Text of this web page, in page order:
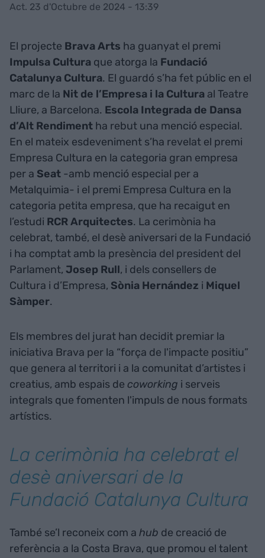
Act. 23 d'Octubre de 2024 - 13:39
El projecte Brava Arts ha guanyat el premi
Impulsa Cultura que atorga la Fundació
Catalunya Cultura. El guardó s’ha fet públic en el
marc de la Nit de l’Empresa i la Cultura al Teatre
Lliure, a Barcelona. Escola Integrada de Dansa
d’Alt Rendiment ha rebut una menció especial.
En el mateix esdeveniment s’ha revelat el premi
Empresa Cultura en la categoria gran empresa
per a Seat -amb menció especial per a
Metalquimia- i el premi Empresa Cultura en la
categoria petita empresa, que ha recaigut en
l’estudi RCR Arquitectes. La cerimònia ha
celebrat, també, el desè aniversari de la Fundació
i ha comptat amb la presència del president del
Parlament, Josep Rull, i dels consellers de
Cultura i d’Empresa, Sònia Hernández i Miquel
Sàmper.
Els membres del jurat han decidit premiar la
iniciativa Brava per la “força de l'impacte positiu”
que genera al territori i a la comunitat d’artistes i
creatius, amb espais de coworking i serveis
integrals que fomenten l'impuls de nous formats
artístics.
La cerimònia ha celebrat el
desè aniversari de la
Fundació Catalunya Cultura
També se’l reconeix com a hub de creació de
referència a la Costa Brava, que promou el talent